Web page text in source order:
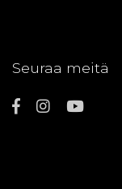
Seuraa meitä